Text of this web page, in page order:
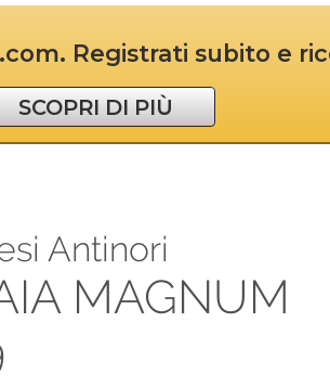
Registrati subito e
SCOPRI DI PIÙ
Antinori
MAGNUM